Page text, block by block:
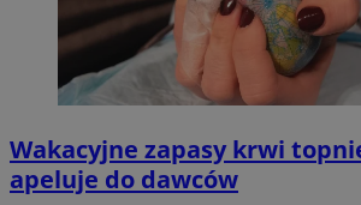
Wakacyjne zapasy krwi
apeluje do dawców